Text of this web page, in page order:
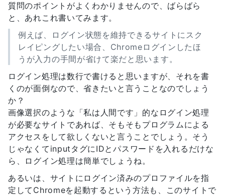
質問のポイントがよくわかりませんので、ばらばら
と、あれこれ書いてみます。
例えば、ログイン状態を維持できるサイトにスク
レイピングしたい場合、Chromeログインしたほ
うが入力の手間が省けて楽だと思います。
ログイン処理は数行で書けると思いますが、それを書
くのが面倒なので、省きたいと言うことなのでしょう
か？
画像選択のような「私は人間です」的なログイン処理
が必要なサイトであれば、そもそもプログラムによる
アクセスをして欲しくないと言うことでしょう。そう
じゃなくてinputタグにIDとパスワードを入れるだけな
ら、ログイン処理は簡単でしょうね。
あるいは、サイトにログイン済みのプロファイルを指
定してChromeを起動するという方法も、このサイトで